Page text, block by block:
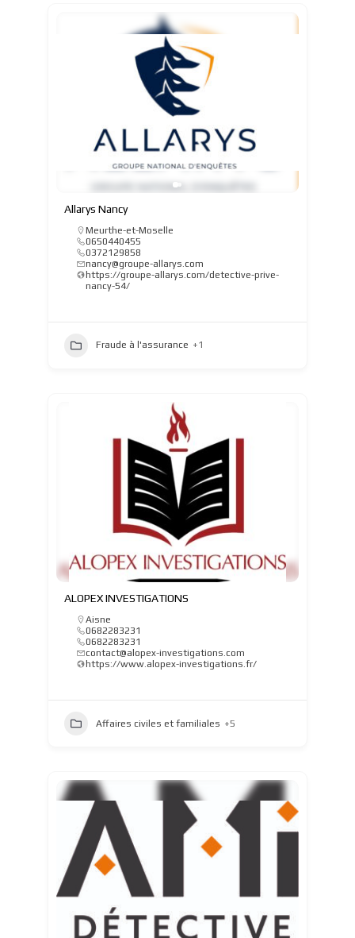
Allarys Nancy
Meurthe-et-Moselle
0650440455
0372129858
nancy@groupe-allarys.com
https://groupe-allarys.com/detective-prive-
nancy-54/
Fraude à l'assurance +1
ALOPEX INVESTIGATIONS
Aisne
0682283231
0682283231
contact@alopex-investigations.com
https://www.alopex-investigations.fr/
Affaires civiles et familiales +5